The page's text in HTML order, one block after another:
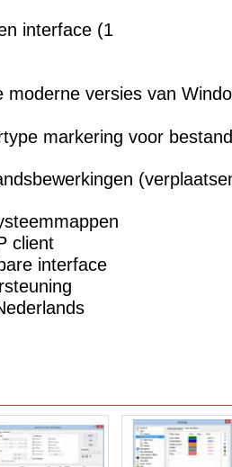
interface (1
moderne versies van
markering voor
client
interface